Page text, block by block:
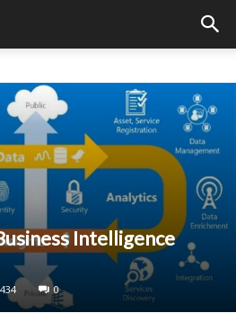
Intelligence
434 0